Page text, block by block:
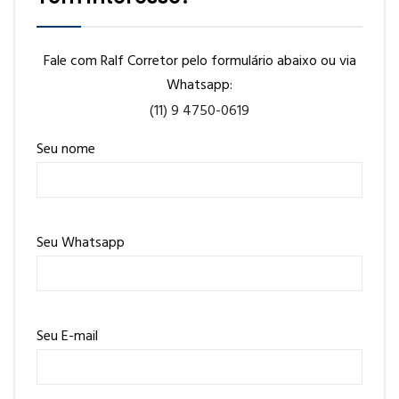
Fale com Ralf Corretor pelo formulário abaixo ou via
Whatsapp:
(11) 9 4750-0619
Seu nome
Seu Whatsapp
Seu E-mail